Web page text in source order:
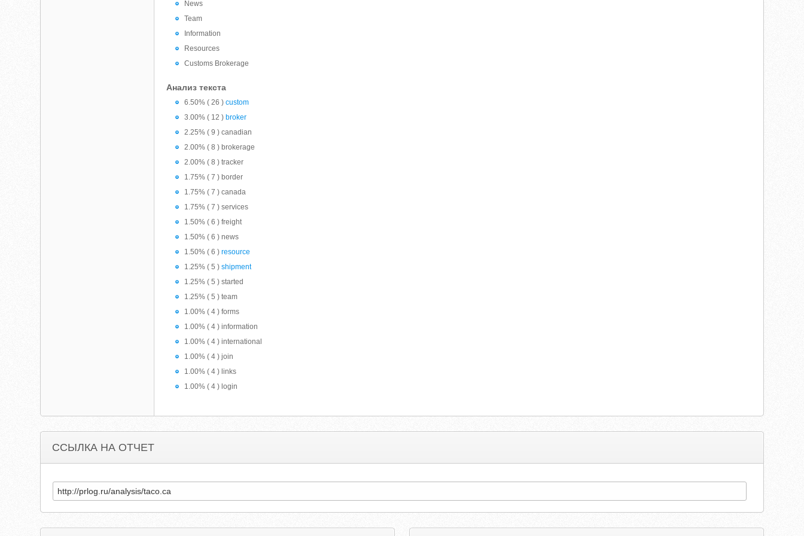
News
Team
Information
Resources
Customs Brokerage
Анализ текста
6.50% ( 26 )custom
3.00% ( 12 ) broker
2.25% ( 9 ) canadian
2.00% ( 8 ) brokerage
2.00% ( 8 ) tracker
1.75% ( 7 ) border
1.75% ( 7 ) canada
1.75% ( 7 ) services
1.50% ( 6 ) freight
1.50% ( 6 ) news
1.50% ( 6 )resource
1.25% ( 5 )shipment
1.25% ( 5 ) started
1.25% ( 5 ) team
1.00% ( 4 ) forms
1.00% ( 4 ) information
1.00% ( 4 ) international
1.00% ( 4 ) join
1.00% ( 4 ) links
1.00% ( 4 ) login
ССЫЛКА НА ОТЧЕТ